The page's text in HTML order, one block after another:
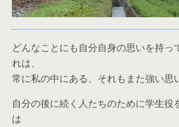
どんなことにも自分自身の思いを持っ
れは、
常に私の中にある、それもまた強い思
自分の後に続く人たちのために学生役
は